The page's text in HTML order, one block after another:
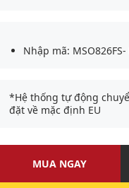
Nhập mã: MSO826FS-
*Hệ thống tự động
đặt về mặc định EU
MUA NGAY